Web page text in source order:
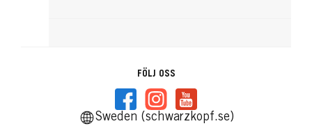
FÖLJ OSS
Sweden (schwarzkopf.se)